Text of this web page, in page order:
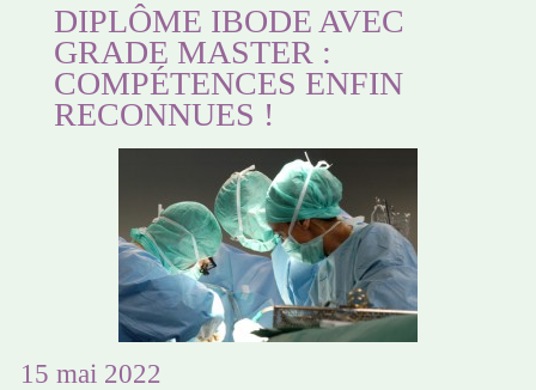
DIPLÔME IBODE AVEC
GRADE MASTER :
COMPÉTENCES ENFIN
RECONNUES !
15 mai 2022